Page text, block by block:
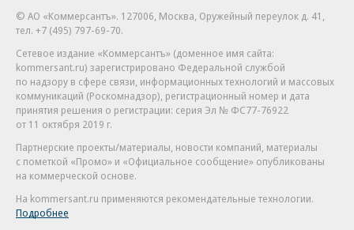
© АО «Коммерсантъ». 127006, Москва, Оружейный переулок д. 41,
тел. +7 (495) 797-69-70.
Сетевое издание «Коммерсантъ» (доменное имя сайта:
kommersant.ru) зарегистрировано Федеральной службой
по надзору в сфере связи, информационных технологий и массовых
коммуникаций (Роскомнадзор), регистрационный номер и дата
принятия решения о регистрации: серия Эл № ФС77-76922
от 11 октября 2019 г.
Партнерские проекты/материалы, новости компаний, материалы
с пометкой «Промо» и «Официальное сообщение» опубликованы
на коммерческой основе.
На kommersant.ru применяются рекомендательные технологии.
Подробнее